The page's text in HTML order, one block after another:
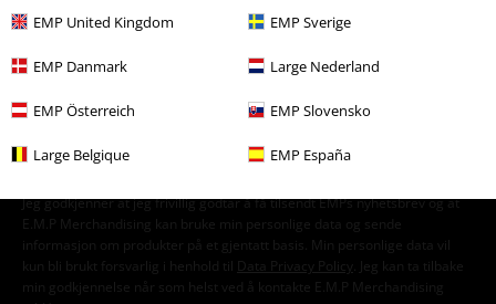
EMP United Kingdom EMP Sverige
EMP Danmark Large Nederland
EMP Österreich EMP Slovensko
Large Belgique EMP España
Nyhetsbrev
Få en rabattkode på 15% når du blir abonnent!
Jeg godkjenner at jeg frivillig godtar å få tilsendt EMPs nyhetsbrev og at
E.M.P Merchandising kan bruke min personlige data og sende
informasjon om produkter på et gjentatt basis. Min personlige data vil
kun bli brukt forsvarlig i henhold til
Data Privacy Policy
. Jeg kan ta tilbake
min godkjennelse når som helst ved å kontakte E.M.P Merchandising